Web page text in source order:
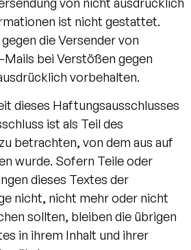
ist nicht gestattet.
die Versender von
bei Verstößen gegen
vorbehalten.
dieses Haftungsausschlusses
ist als Teil des
betrachten, von dem aus auf
wurde. Sofern Teile oder
dieses Textes der
nicht, nicht mehr oder nicht
sollten, bleiben die übrigen
in ihrem Inhalt und ihrer